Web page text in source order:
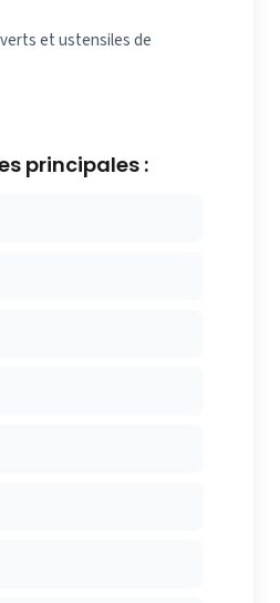
et ustensiles de
principales :